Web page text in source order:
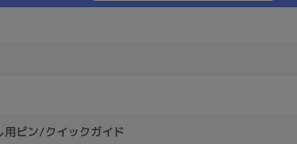
ピン/クイックガイド